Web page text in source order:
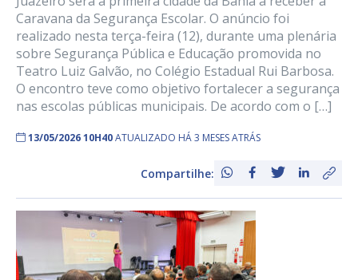
Caravana da Segurança Escolar. O anúncio foi
realizado nesta terça-feira (12), durante uma plenária
sobre Segurança Pública e Educação promovida no
Teatro Luiz Galvão, no Colégio Estadual Rui Barbosa.
O encontro teve como objetivo fortalecer a segurança
nas escolas públicas municipais. De acordo com o […]
13/05/2026 10H40ATUALIZADO HÁ 3 MESES ATRÁS
Compartilhe: